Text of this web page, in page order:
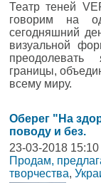
Театр теней
говорим на
сегодняшний
визуальной
преодолевать
границы,
всему миру.
Оберег "На
поводу и без.
23-03-2018 15:10
Продам,
творчества,